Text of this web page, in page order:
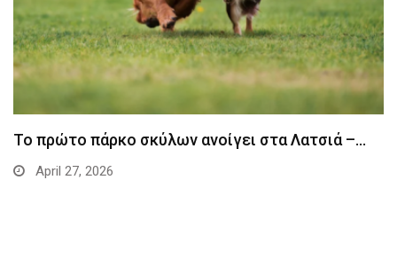
Το πρώτο πάρκο σκύλων ανοίγει στα Λατσιά –…
April 27, 2026